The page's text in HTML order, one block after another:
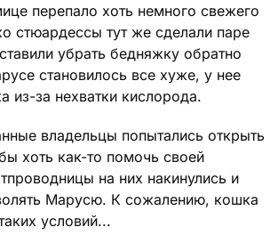
перепало хоть немного свежего
стюардессы тут же сделали паре
убрать бедняжку обратно
становилось все хуже, у нее
из-за нехватки кислорода.
владельцы попытались открыть
хоть как-то помочь своей
на них накинулись и
Марусю. К сожалению, кошка
условий...